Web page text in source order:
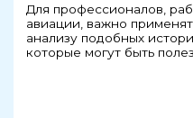
Для профессионалов,
авиации, важно
анализу подобных
которые могут быть